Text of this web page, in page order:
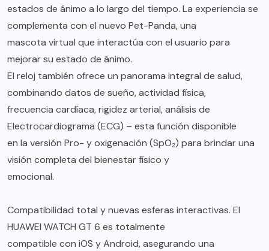
estados de ánimo a lo largo del tiempo. La experiencia se
complementa con el nuevo Pet-Panda, una
mascota virtual que interactúa con el usuario para
mejorar su estado de ánimo.
El reloj también ofrece un panorama integral de salud,
combinando datos de sueño, actividad física,
frecuencia cardíaca, rigidez arterial, análisis de
Electrocardiograma (ECG) – esta función disponible
en la versión Pro- y oxigenación (SpO₂) para brindar una
visión completa del bienestar físico y
emocional.
Compatibilidad total y nuevas esferas interactivas. El
HUAWEI WATCH GT 6 es totalmente
compatible con iOS y Android, asegurando una